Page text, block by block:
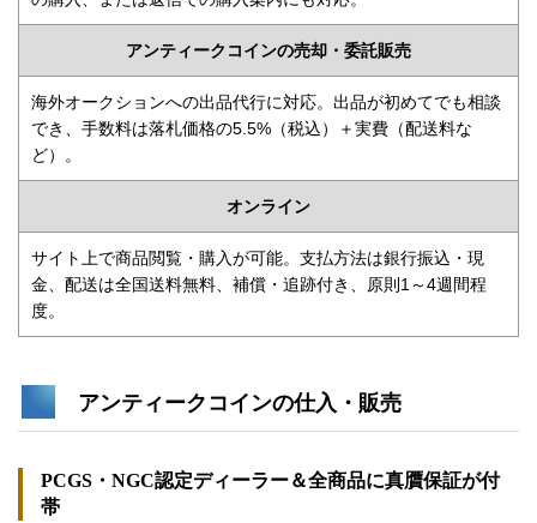
アンティークコインの売却・委託販売
海外オークションへの出品代行に対応。出品が初めてでも相談
でき、手数料は落札価格の5.5%（税込）＋実費（配送料な
ど）。
オンライン
サイト上で商品閲覧・購入が可能。支払方法は銀行振込・現
金、配送は全国送料無料、補償・追跡付き、原則1～4週間程
度。
アンティークコインの仕入・販売
PCGS・NGC認定ディーラー＆全商品に真贋保証が付
帯